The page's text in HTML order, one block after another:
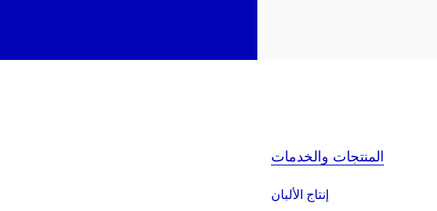
المنتجات والخدمات
إنتاج الألبان